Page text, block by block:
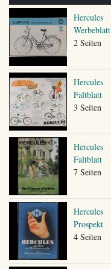
Hercules
Werbeblatt
2 Seiten
Hercules
Faltblatt
3 Seiten
Hercules
Faltblatt
7 Seiten
Hercules
Prospekt
4 Seiten